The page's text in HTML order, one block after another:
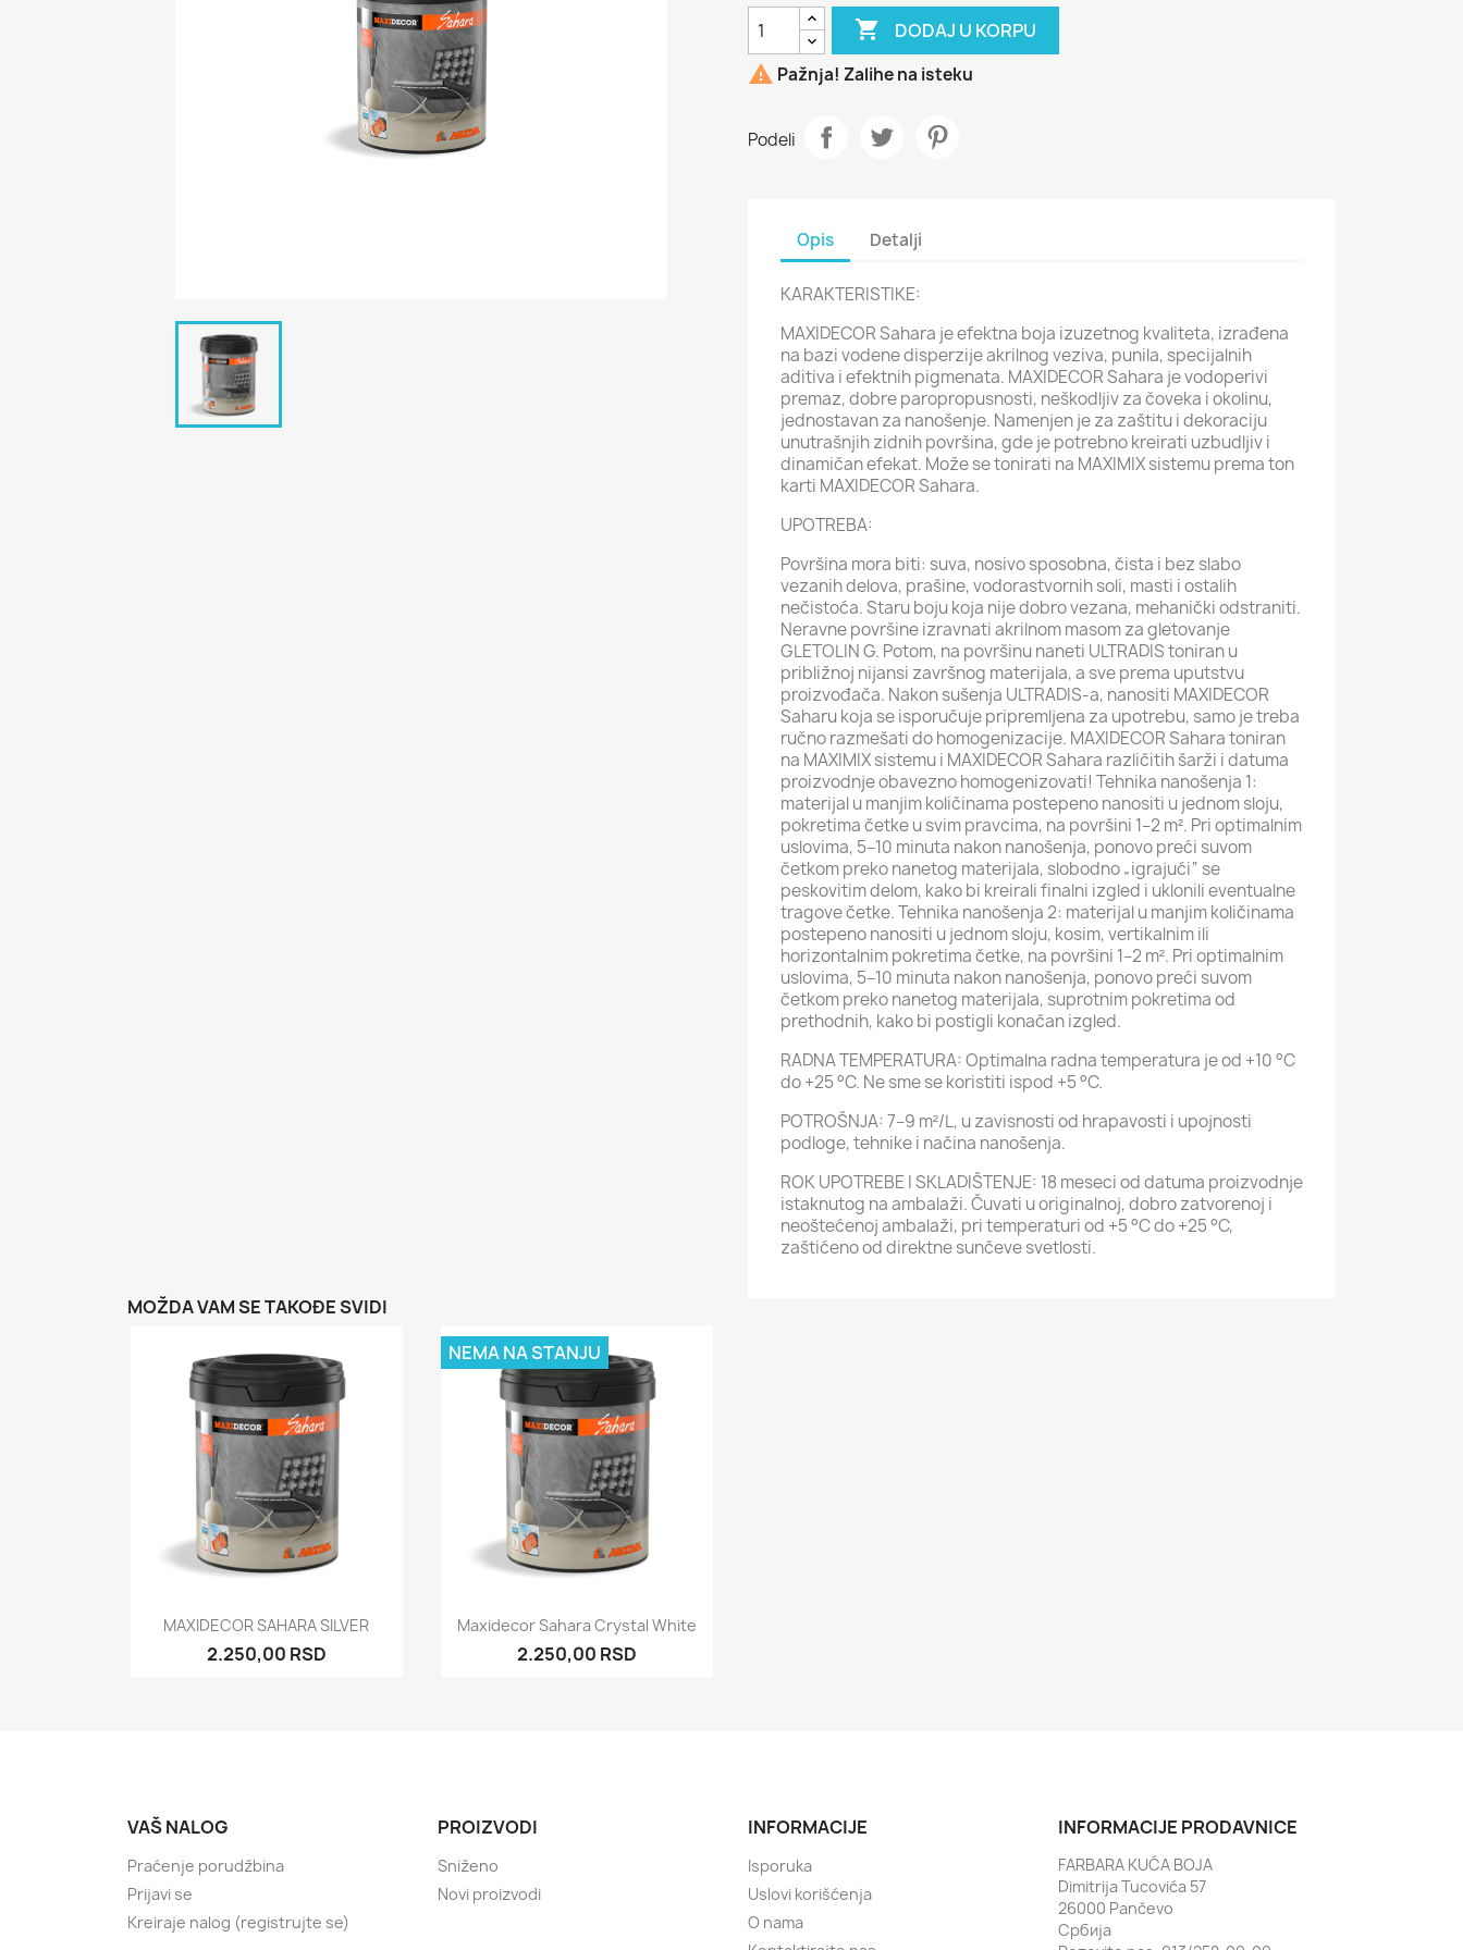
 DODAJ U KORPU
 Pažnja! Zalihe na isteku
Podeli
Opis Detalji
KARAKTERISTIKE:
MAXIDECOR Sahara je efektna boja izuzetnog kvaliteta, izrađena
na bazi vodene disperzije akrilnog veziva, punila, specijalnih
aditiva i efektnih pigmenata. MAXIDECOR Sahara je vodoperivi
premaz, dobre paropropusnosti, neškodljiv za čoveka i okolinu,
jednostavan za nanošenje. Namenjen je za zaštitu i dekoraciju
unutrašnjih zidnih površina, gde je potrebno kreirati uzbudljiv i
dinamičan efekat. Može se tonirati na MAXIMIX sistemu prema ton
karti MAXIDECOR Sahara.
UPOTREBA:
Površina mora biti: suva, nosivo sposobna, čista i bez slabo
vezanih delova, prašine, vodorastvornih soli, masti i ostalih
nečistoća. Staru boju koja nije dobro vezana, mehanički odstraniti.
Neravne površine izravnati akrilnom masom za gletovanje
GLETOLIN G. Potom, na površinu naneti ULTRADIS toniran u
približnoj nijansi završnog materijala, a sve prema uputstvu
proizvođača. Nakon sušenja ULTRADIS-a, nanositi MAXIDECOR
Saharu koja se isporučuje pripremljena za upotrebu, samo je treba
ručno razmešati do homogenizacije. MAXIDECOR Sahara toniran
na MAXIMIX sistemu i MAXIDECOR Sahara različitih šarži i datuma
proizvodnje obavezno homogenizovati! Tehnika nanošenja 1:
materijal u manjim količinama postepeno nanositi u jednom sloju,
pokretima četke u svim pravcima, na površini 1–2 m². Pri optimalnim
uslovima, 5–10 minuta nakon nanošenja, ponovo preći suvom
četkom preko nanetog materijala, slobodno „igrajući“ se
peskovitim delom, kako bi kreirali finalni izgled i uklonili eventualne
tragove četke. Tehnika nanošenja 2: materijal u manjim količinama
postepeno nanositi u jednom sloju, kosim, vertikalnim ili
horizontalnim pokretima četke, na površini 1–2 m². Pri optimalnim
uslovima, 5–10 minuta nakon nanošenja, ponovo preći suvom
četkom preko nanetog materijala, suprotnim pokretima od
prethodnih, kako bi postigli konačan izgled.
RADNA TEMPERATURA: Optimalna radna temperatura je od +10 °C
do +25 °C. Ne sme se koristiti ispod +5 °C.
POTROŠNJA: 7–9 m²/L, u zavisnosti od hrapavosti i upojnosti
podloge, tehnike i načina nanošenja.
ROK UPOTREBE I SKLADIŠTENJE: 18 meseci od datuma proizvodnje
istaknutog na ambalaži. Čuvati u originalnoj, dobro zatvorenoj i
neoštećenoj ambalaži, pri temperaturi od +5 °C do +25 °C,
zaštićeno od direktne sunčeve svetlosti.
MOŽDA VAM SE TAKOĐE SVIDI
Brzi pregled
MAXIDECOR SAHARA SILVER
2.250,00 RSD
Brzi pregled
Maxidecor Sahara Crystal White
2.250,00 RSD
NEMA NA STANJU
VAŠ NALOG
Praćenje porudžbina
Prijavi se
Kreiraje nalog (registrujte se)
PROIZVODI
Sniženo
Novi proizvodi
INFORMACIJE
Isporuka
Uslovi korišćenja
O nama
INFORMACIJE PRODAVNICE
FARBARA KUĆA BOJA
Dimitrija Tucovića 57
26000 Pančevo
Србија